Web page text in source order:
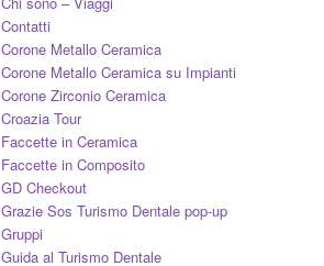
Contatti
Corone Metallo Ceramica
Corone Metallo Ceramica su Impianti
Corone Zirconio Ceramica
Croazia Tour
Faccette in Ceramica
Faccette in Composito
GD Checkout
Grazie Sos Turismo Dentale pop-up
Gruppi
Guida al Turismo Dentale